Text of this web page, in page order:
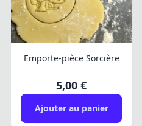
Emporte-pièce Sorcière
5,00 €
Ajouter au panier